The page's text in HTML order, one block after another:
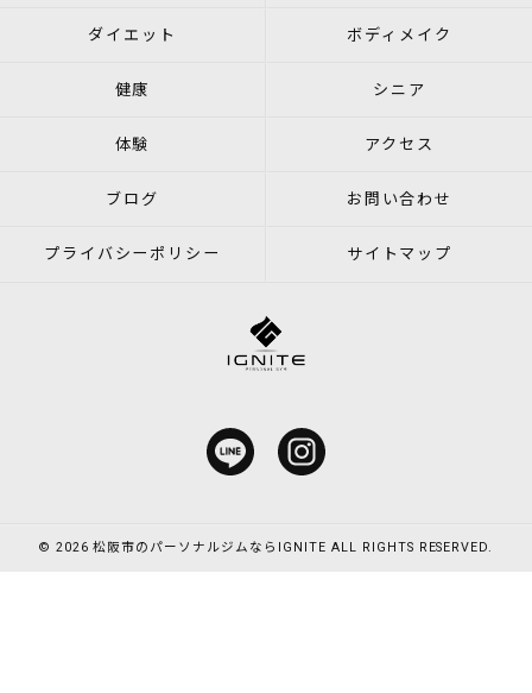
ダイエット ボディメイク
健康 シニア
体験 アクセス
ブログ お問い合わせ
プライバシーポリシー サイトマップ
© 2026 松阪市のパーソナルジムならIGNITE ALL RIGHTS RESERVED.